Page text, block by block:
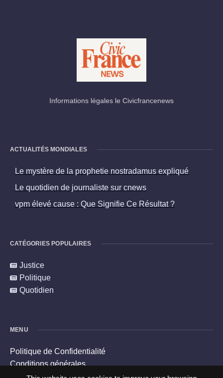
Informations légales le Civicfrancenews
ACTUALITÉS MONDIALES
Le mystère de la prophetie nostradamus expliqué
Le quotidien de journaliste sur cnews
vpm élevé cause : Que Signifie Ce Résultat ?
CATÉGORIES POPULAIRES
Justice
Politique
Quotidien
MENU
Politique de Confidentialité
Conditions générales